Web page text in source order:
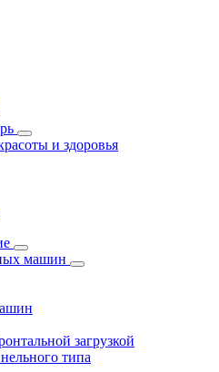
и здоровья
машин
загрузкой
типа